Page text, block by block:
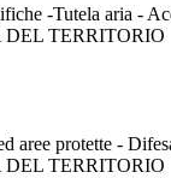
-Tutela aria -
DEL TERRITORIO
aree protette -
DEL TERRITORIO